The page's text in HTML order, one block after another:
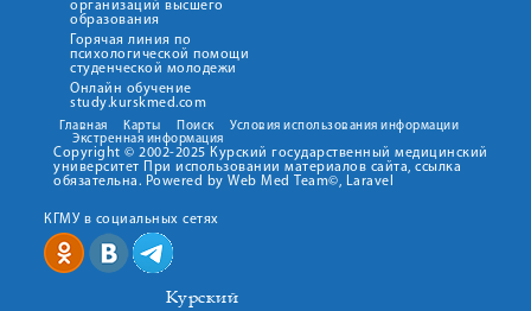
организаций высшего
образования
Горячая линия по
психологической помощи
студенческой молодежи
Онлайн обучение
study.kurskmed.com
Главная Карты Поиск
Условия использования информации
Экстренная информация
Copyright © 2002-2025 Курский государственный медицинский
университет При использовании материалов сайта, ссылка
обязательна. Powered by Web Med Team©, Laravel
КГМУ в социальных сетях
Курский